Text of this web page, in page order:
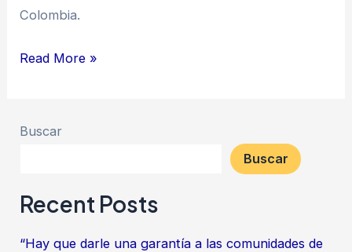
Colombia.
Read More »
Buscar
Buscar
Recent Posts
“Hay que darle una garantía a las comunidades de